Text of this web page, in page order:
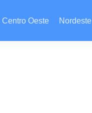
Centro Oeste Nordeste